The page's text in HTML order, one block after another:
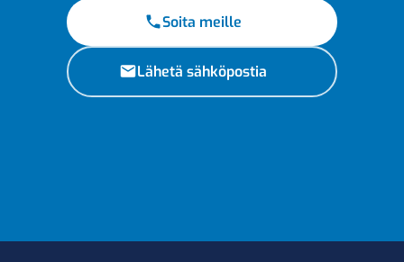
Soita meille
Lähetä sähköpostia